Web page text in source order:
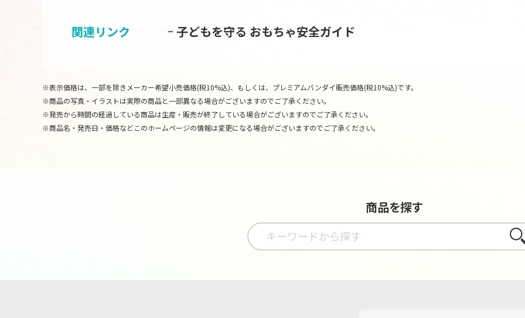
関連リンク 子どもを守る おもちゃ安全ガイド
※表示価格は、一部を除きメーカー希望小売価格(税10%込)、もしくは、プレミアムバンダイ販売価格(税10%込)です。
※商品の写真・イラストは実際の商品と一部異なる場合がございますのでご了承ください。
※発売から時間の経過している商品は生産・販売が終了している場合がございますのでご了承ください。
※商品名・発売日・価格などこのホームページの情報は変更になる場合がございますのでご了承ください。
商品を探す
さが